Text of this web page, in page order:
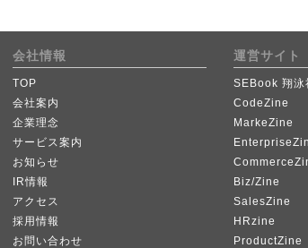
会社情報
TOP
会社案内
企業理念
サービス案内
お知らせ
IR情報
アクセス
採用情報
お問い合わせ
運営サイト
SEBook 翔泳
CodeZine
MarkeZine
Biz/Zine
SalesZine
HRzine
ProductZine